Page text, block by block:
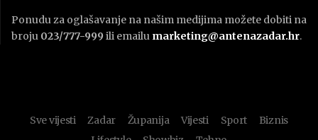
Ponudu za oglašavanje na našim medijima možete dobiti na
broju 023/777-999 ili emailu marketing@antenazadar.hr.
Sve vijesti Zadar Županija Vijesti Sport
Biznis